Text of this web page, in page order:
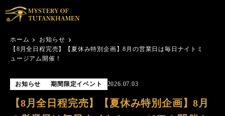
ホーム
お知らせ
【8月全日程完売】【夏休み特別企画】8月の営業日は毎日ナイトミ
ュージアム開催！
お知らせ 期間限定イベント 2026.07.03
【8月全日程完売】【夏休み特別企画】8月